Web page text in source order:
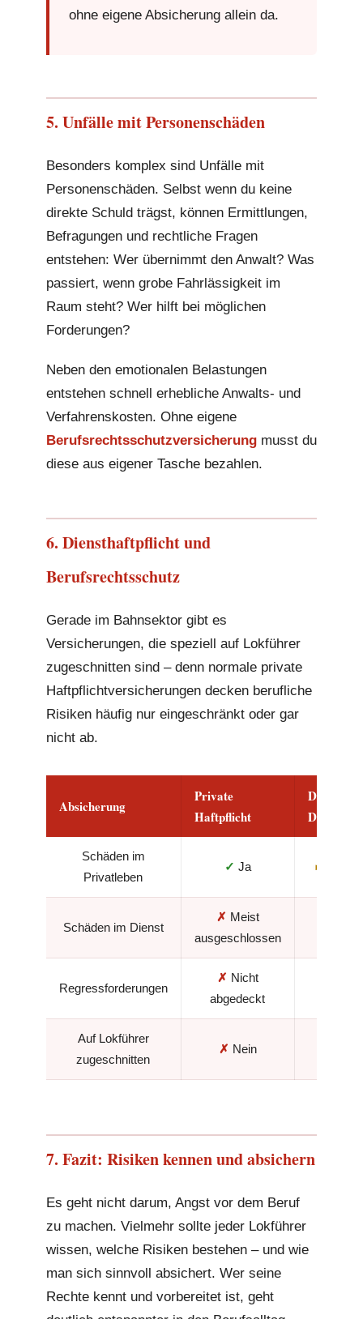
ohne eigene Absicherung allein da.
5. Unfälle mit Personenschäden
Besonders komplex sind Unfälle mit
Personenschäden. Selbst wenn du keine
direkte Schuld trägst, können Ermittlungen,
Befragungen und rechtliche Fragen
entstehen: Wer übernimmt den Anwalt? Was
passiert, wenn grobe Fahrlässigkeit im
Raum steht? Wer hilft bei möglichen
Forderungen?
Neben den emotionalen Belastungen
entstehen schnell erhebliche Anwalts- und
Verfahrenskosten. Ohne eigene
Berufsrechtsschutzversicherungmusst du
diese aus eigener Tasche bezahlen.
6. Diensthaftpflicht und
Berufsrechtsschutz
Gerade im Bahnsektor gibt es
Versicherungen, die speziell auf Lokführer
zugeschnitten sind – denn normale private
Haftpflichtversicherungen decken berufliche
Risiken häufig nur eingeschränkt oder gar
nicht ab.
Absicherung
Private
Haftpflicht
DEVK
Schäden im
Privatleben
✓ Ja ◑
Schäden im Dienst
✗ Meist
ausgeschlossen
Regressforderungen
✗ Nicht
abgedeckt
Auf Lokführer
zugeschnitten
✗ Nein
7. Fazit: Risiken kennen und absichern
Es geht nicht darum, Angst vor dem Beruf
zu machen. Vielmehr sollte jeder Lokführer
wissen, welche Risiken bestehen – und wie
man sich sinnvoll absichert. Wer seine
Rechte kennt und vorbereitet ist, geht